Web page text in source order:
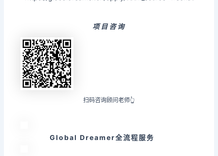
项目咨询
扫码咨询顾问老师👆
Global Dreamer全流程服务